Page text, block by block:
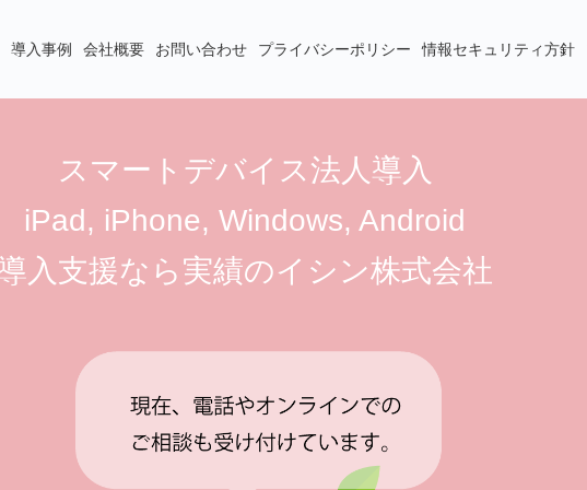
導入事例 会社概要 お問い合わせ プライバシーポリシー 情報セキュリティ方針
スマートデバイス法人導入
iPad, iPhone, Windows, Android
入支援なら実績のイシン株式会社